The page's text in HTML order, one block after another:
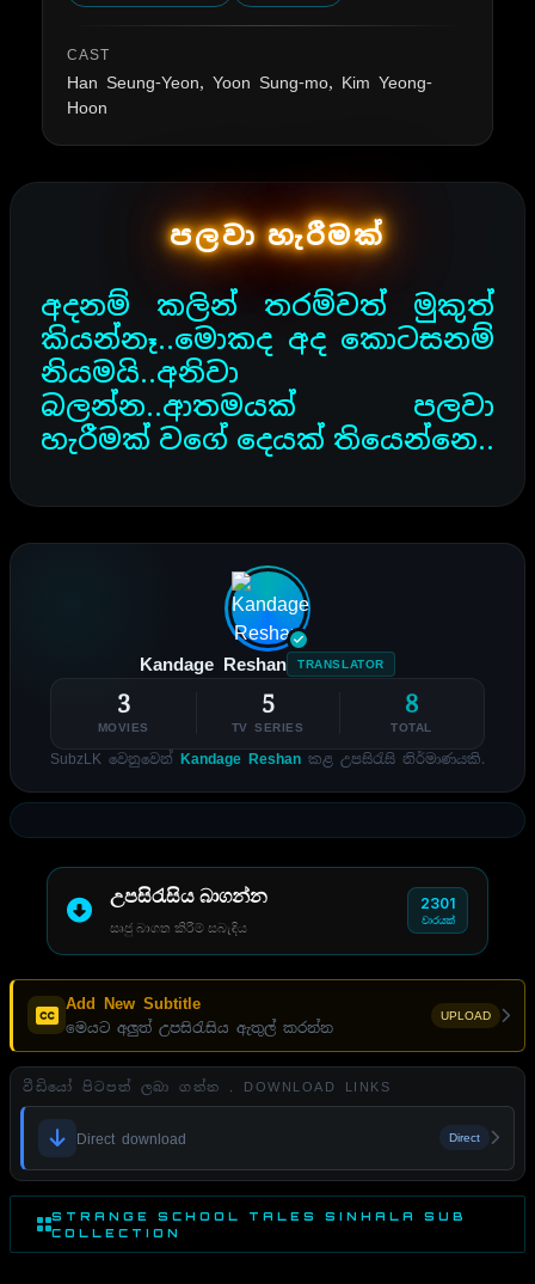
CAST
Han Seung-Yeon, Yoon Sung-mo, Kim Yeong-
Hoon
පලවා හැරීමක්
අදනම් කලින් තරම්වත් මුකුත්
කියන්නෑ..මොකද අද කොටසනම්
නියමයි..අනිවා
බලන්න..ආතමයක් පලවා
හැරීමක් වගේ දෙයක් තියෙන්නෙ..
Kandage Reshan TRANSLATOR
3
MOVIES
5
TV SERIES
8
TOTAL
SubzLK වෙනුවෙන් Kandage Reshan කළ උපසිරැසි නිර්මාණයකි.
උපසිරැසිය බාගන්න
සෘජු බාගත කිරීම් සබැඳිය
2301
වාරයක්
Add New Subtitle
මෙයට අලුත් උපසිරැසිය ඇතුල් කරන්න
UPLOAD
වීඩියෝ පිටපත් ලබා ගන්න . DOWNLOAD LINKS
Direct download Direct
STRANGE SCHOOL TALES SINHALA SUB
COLLECTION